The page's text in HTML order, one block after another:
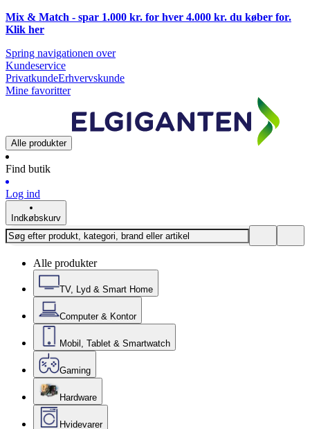
Mix & Match - spar 1.000 kr. for hver 4.000 kr. du køber for.
Klik her
Spring navigationen over
Kundeservice
PrivatkundeErhvervskunde
Mine favoritter
Alle produkter
Find butik
Log ind
Indkøbskurv
Alle produkter
TV, Lyd & Smart Home
Computer & Kontor
Mobil, Tablet & Smartwatch
Gaming
Hardware
Hvidevarer